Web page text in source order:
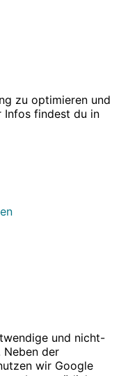
zu optimieren und
Infos findest du in
und nicht-
Neben der
wir Google